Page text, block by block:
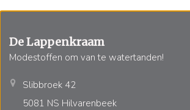
De Lappenkraam
Modestoffen om van te watertanden!
Slibbroek 42
5081 NS Hilvarenbeek